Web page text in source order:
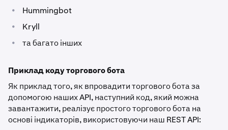
• Hummingbot
• Kryll
• та багато інших
Приклад коду торгового бота
Як приклад того, як впровадити торгового бота за
допомогою наших API, наступний код, який можна
завантажити, реалізує простого торгового бота на
основі індикаторів, використовуючи наш REST API: